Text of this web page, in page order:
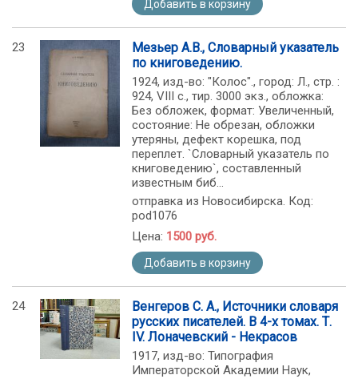
Добавить в корзину
23
Мезьер А.В., Словарный указатель
по книговедению.
1924, изд-во: "Колос"., город: Л., стр. :
924, VIII с., тир. 3000 экз., обложка:
Без обложек, формат: Увеличенный,
состояние: Не обрезан, обложки
утеряны, дефект корешка, под
переплет. `Словарный указатель по
книговедению`, составленный
известным биб...
отправка из Новосибирска. Код:
pod1076
Цена: 1500 руб.
Добавить в корзину
24
Венгеров С. А., Источники словаря
русских писателей. В 4-х томах. Т.
IV. Лоначевский - Некрасов
1917, изд-во: Типография
Императорской Академии Наук,